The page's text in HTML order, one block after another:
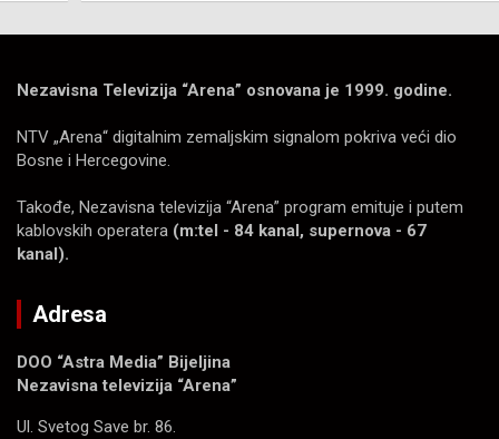
Nezavisna Televizija “Arena” osnovana je 1999. godine.
NTV „Arena“ digitalnim zemaljskim signalom pokriva veći dio
Bosne i Hercegovine.
Takođe, Nezavisna televizija “Arena” program emituje i putem
kablovskih operatera (m:tel - 84 kanal, supernova - 67
kanal).
Adresa
DOO “Astra Media” Bijeljina
Nezavisna televizija “Arena”
Ul. Svetog Save br. 86.